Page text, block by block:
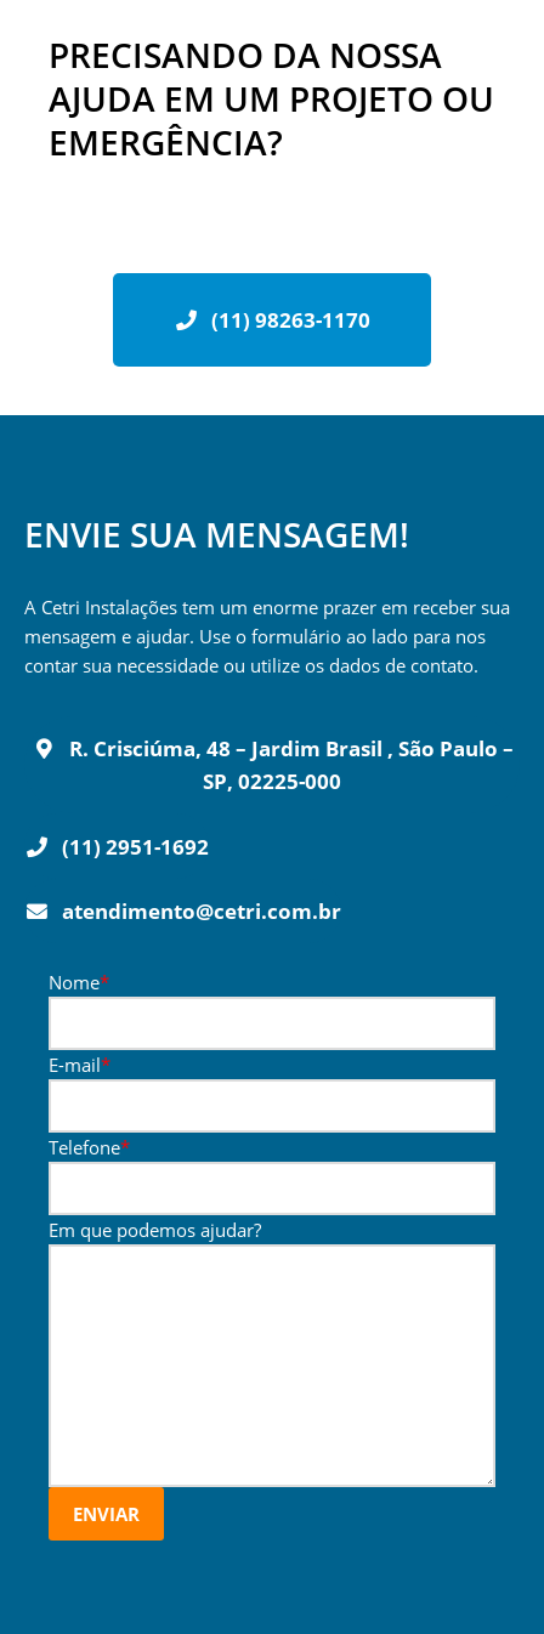
PRECISANDO DA NOSSA
AJUDA EM UM PROJETO OU
EMERGÊNCIA?
(11) 98263-1170
ENVIE SUA MENSAGEM!
A Cetri Instalações tem um enorme prazer em receber sua
mensagem e ajudar. Use o formulário ao lado para nos
contar sua necessidade ou utilize os dados de contato.
R. Crisciúma, 48 – Jardim Brasil , São Paulo –
SP, 02225-000
(11) 2951-1692
atendimento@cetri.com.br
Nome*
E-mail*
Telefone*
Em que podemos ajudar?
ENVIAR